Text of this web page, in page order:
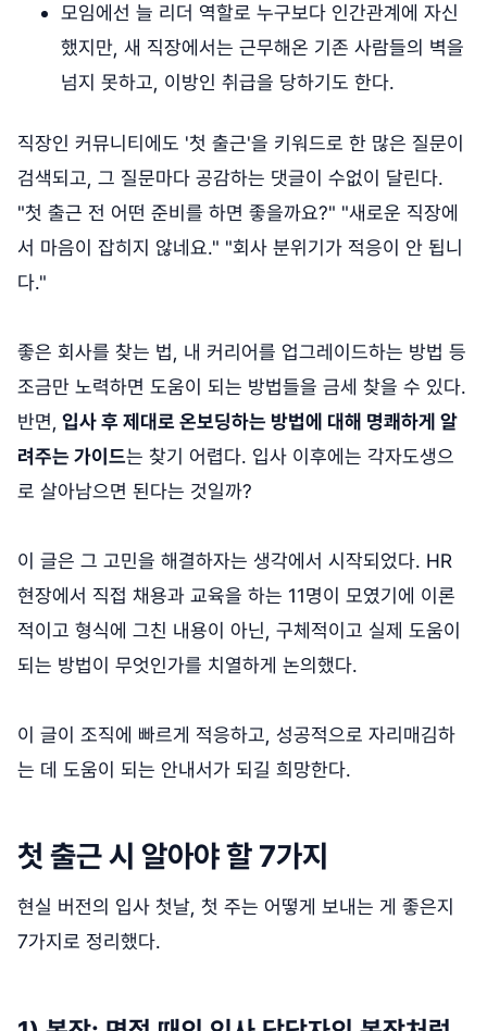
모임에선 늘 리더 역할로 누구보다 인간관계에 자신
했지만, 새 직장에서는 근무해온 기존 사람들의 벽을
넘지 못하고, 이방인 취급을 당하기도 한다.
직장인 커뮤니티에도 '첫 출근'을 키워드로 한 많은 질문이
검색되고, 그 질문마다 공감하는 댓글이 수없이 달린다.
"첫 출근 전 어떤 준비를 하면 좋을까요?" "새로운 직장에
서 마음이 잡히지 않네요." "회사 분위기가 적응이 안 됩니
다."
좋은 회사를 찾는 법, 내 커리어를 업그레이드하는 방법 등
조금만 노력하면 도움이 되는 방법들을 금세 찾을 수 있다.
반면, 입사 후 제대로 온보딩하는 방법에 대해 명쾌하게 알
려주는 가이드는 찾기 어렵다. 입사 이후에는 각자도생으
로 살아남으면 된다는 것일까?
이 글은 그 고민을 해결하자는 생각에서 시작되었다. HR
현장에서 직접 채용과 교육을 하는 11명이 모였기에 이론
적이고 형식에 그친 내용이 아닌, 구체적이고 실제 도움이
되는 방법이 무엇인가를 치열하게 논의했다.
이 글이 조직에 빠르게 적응하고, 성공적으로 자리매김하
는 데 도움이 되는 안내서가 되길 희망한다.
첫 출근 시 알아야 할 7가지
현실 버전의 입사 첫날, 첫 주는 어떻게 보내는 게 좋은지
7가지로 정리했다.